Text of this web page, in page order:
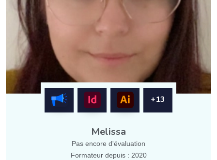
+13
Melissa
Pas encore d'évaluation
Formateur depuis : 2020